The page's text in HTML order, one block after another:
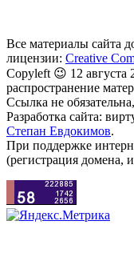
Все материалы сайта
лицензии: Creative
Copyleft 😉 12 августа
распространение
Ссылка не
Разработка сайта:
Степан Евдокимов.
При поддержке
(регистрация домена,